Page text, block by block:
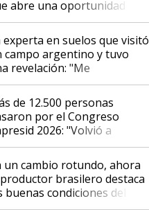
abre una oportunidad en
experta en suelos que visitó
campo argentino y tuvo
revelación: "Me
mucho"
de 12.500 personas
por el Congreso
2026: "Volvió a
que hablar del
es hablar de todo el
productivo"
un cambio rotundo, ahora
brasilero destaca
buenas condiciones del
argentino para invertir: